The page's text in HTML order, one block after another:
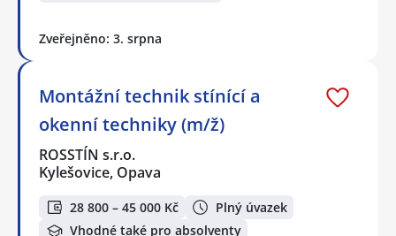
Zveřejněno: 3. srpna
Montážní technik stínící a
okenní techniky (m/ž)
ROSSTÍN s.r.o.
Kylešovice, Opava
28 800 – 45 000 Kč
Plný úvazek
Vhodné také pro absolventy